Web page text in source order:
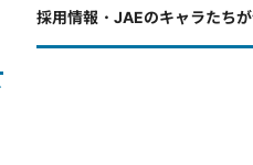
採用情報・JAEのキャラたち